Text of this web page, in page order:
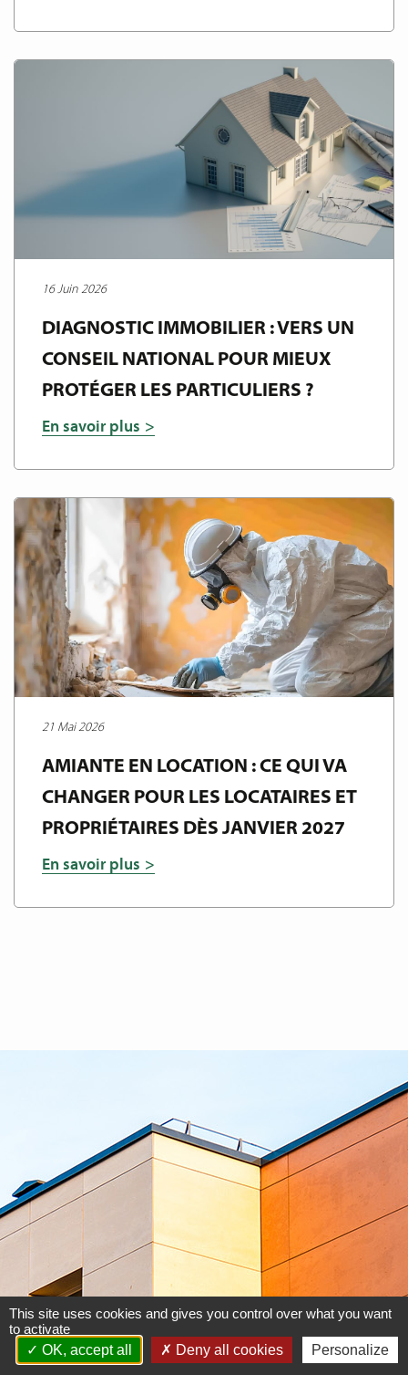
16 Juin 2026
DIAGNOSTIC IMMOBILIER : VERS UN
CONSEIL NATIONAL POUR MIEUX
PROTÉGER LES PARTICULIERS ?
En savoir plus
21 Mai 2026
AMIANTE EN LOCATION : CE QUI VA
CHANGER POUR LES LOCATAIRES ET
PROPRIÉTAIRES DÈS JANVIER 2027
En savoir plus
This site uses cookies and gives you control over what you want
to activate
OK, accept all
Deny all cookies Personalize